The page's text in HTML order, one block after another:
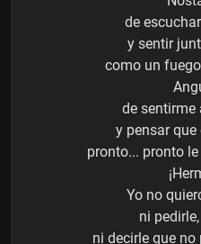
de
y sentir
como un
de sentirme
y pensar
pronto... pronto
Yo no
ni
ni decirle que no